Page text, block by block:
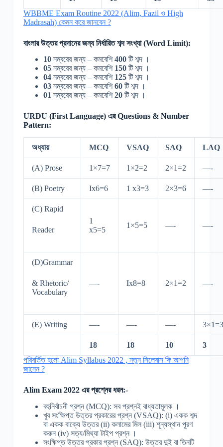
WBBME Exam Routine 2022 (Alim, Fazil ও High
Madrasah) কেমন করে জানবেন ?
বাংলার উত্তর প্রদানের জন্য নির্ধারিত শব্দ সংখ্যা (Word Limit):
10 নম্বরের জন্য – কমবেশি400টি শব্দ ।
05নম্বরের জন্য – কমবেশি 150 টি শব্দ ।
04 নম্বরের জন্য – কমবেশি125 টি শব্দ ।
03নম্বরের জন্য – কমবেশি60 টি শব্দ ।
01 নম্বরের জন্য – কমবেশি20টি শব্দ ।
URDU (First Language) এর Questions & Number
Pattern:
অধ্যায় MCQ VSAQ SAQ LAQ
(A) Prose 1×7=7 1×2=2 2×1=2 —-
(B) Poetry Ix6=6 1 x3=3 2×3=6 —-
(C) Rapid
Reader
1
x5=5
1×5=5 —- —-
(D)Grammar
& Rhetoric/
Vocabulary
—- Ix8=8 2×1=2 —-
(E) Writing —- —- —- 3×1=3
18 18 10
3
পরিবর্তিত হলো Alim Syllabus 2022 , নতুন সিলেবাস কি আপনি
জানেন ?
Alim Exam 2022 এর প্রশ্নের ধরন:-
বহুনির্বাচনী প্রশ্ন (MCQ): সব প্রশ্নই বাধ্যতামূলক ।
খুব সংক্ষিপ্ত উত্তর প্রকারের প্রশ্ন (VSAQ): (i) একক শব্দ
বা একক বাক্যে উত্তর (ii) কলামের মিল (iii) শূন্যস্থান পূরণ
করুন (iv) সত্য/মিথ্যা টাইপ প্রশ্ন ।
সংক্ষিপ্ত উত্তর প্রকার প্রশ্ন (SAQ): উত্তর দুই বা তিনটি